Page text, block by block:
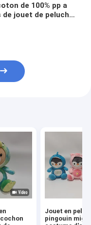
de 100% pp a
jouet de peluche
Jouet en
pingouin